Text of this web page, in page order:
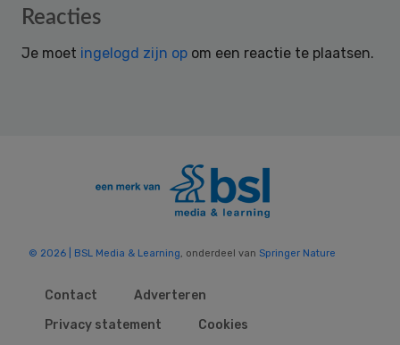
Reader
Reacties
Je moet ingelogd zijn op om een reactie te plaatsen.
© 2026 | BSL Media & Learning, onderdeel van Springer Nature
Contact
Adverteren
Privacy statement
Cookies